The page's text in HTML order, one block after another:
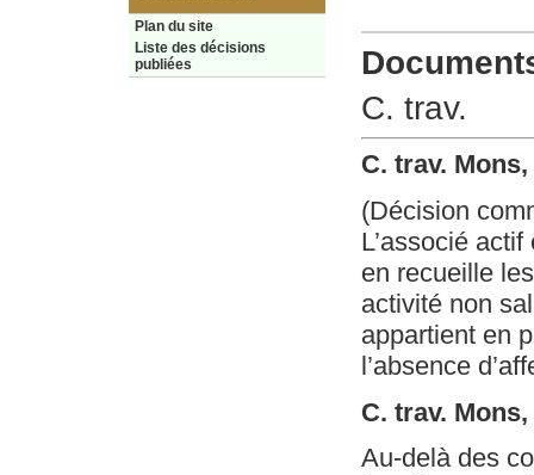
C. trav.
C. trav.
(Décision
L’associé
en recueille
activité non
appartient en
l’absence
C. trav.
Au-delà des
Plan du site
Liste des décisions
publiées